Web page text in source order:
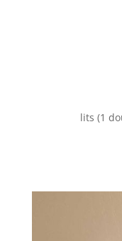
lits (1